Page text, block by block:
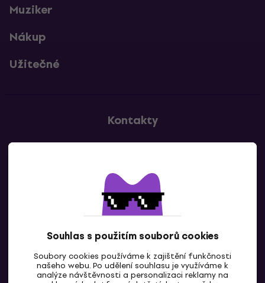
Souhlas s použitím souborů cookies
Soubory cookies používáme k zajištění funkčnosti
našeho webu. Po udělení souhlasu je využíváme k
analýze návštěvnosti a personalizaci reklamy na
Muziker
Nákup
Užitečné
Kontakty
CZ